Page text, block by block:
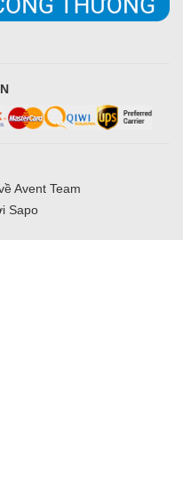
Avent Team
Sapo